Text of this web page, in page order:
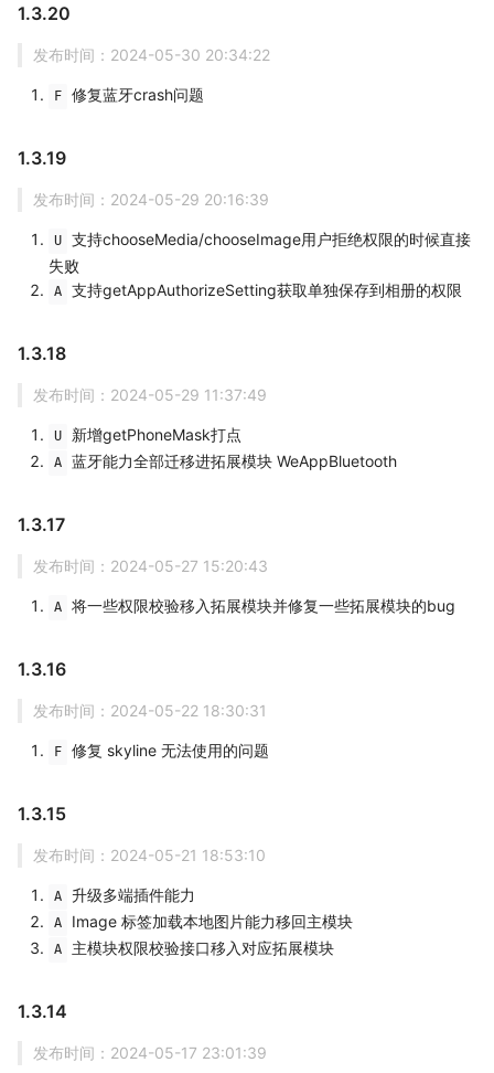
1.3.20
发布时间：2024-05-30 20:34:22
F 修复蓝牙crash问题
1.3.19
发布时间：2024-05-29 20:16:39
U
支持chooseMedia/chooseImage用户拒绝权限的时候直接
失败
A 支持getAppAuthorizeSetting获取单独保存到相册的权限
1.3.18
发布时间：2024-05-29 11:37:49
U 新增getPhoneMask打点
A 蓝牙能力全部迁移进拓展模块 WeAppBluetooth
1.3.17
发布时间：2024-05-27 15:20:43
A 将一些权限校验移入拓展模块并修复一些拓展模块的bug
1.3.16
发布时间：2024-05-22 18:30:31
F 修复 skyline 无法使用的问题
1.3.15
发布时间：2024-05-21 18:53:10
A 升级多端插件能力
A Image 标签加载本地图片能力移回主模块
A 主模块权限校验接口移入对应拓展模块
1.3.14
发布时间：2024-05-17 23:01:39